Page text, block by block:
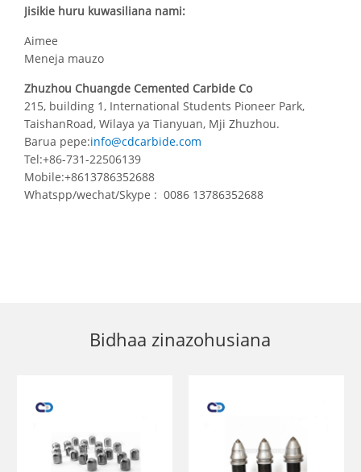
Jisikie huru kuwasiliana nami:
Aimee
Meneja mauzo
Zhuzhou Chuangde Cemented Carbide Co
215, building 1, International Students Pioneer Park,
TaishanRoad, Wilaya ya Tianyuan, Mji Zhuzhou.
Barua pepe:info@cdcarbide.com
Tel:+86-731-22506139
Mobile:+8613786352688
Whatspp/wechat/Skype : 0086 13786352688
Bidhaa zinazohusiana